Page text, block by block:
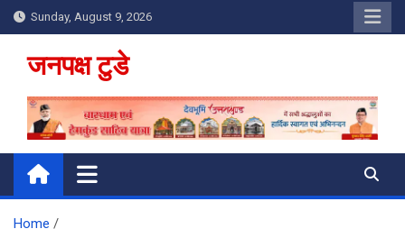
Skip
to
content
Sunday, August 9, 2026
जनपक्ष टुडे
Home